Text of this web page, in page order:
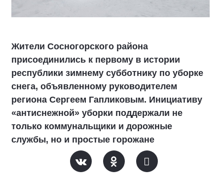
Жители Сосногорского района
присоединились к первому в истории
республики зимнему субботнику по уборке
снега, объявленному руководителем
региона Сергеем Гапликовым. Инициативу
«антиснежной» уборки поддержали не
только коммунальщики и дорожные
службы, но и простые горожане